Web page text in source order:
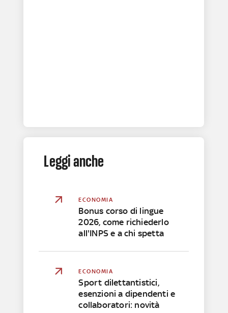
Leggi anche
ECONOMIA
Bonus corso di lingue
2026, come richiederlo
all'INPS e a chi spetta
ECONOMIA
Sport dilettantistici,
esenzioni a dipendenti e
collaboratori: novità